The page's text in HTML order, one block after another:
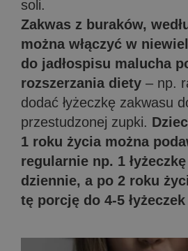
soli.
Zakwas z buraków,
można włączyć w
do jadłospisu malucha
rozszerzania diety – np.
dodać łyżeczkę zakwasu
przestudzonej zupki.
1 roku życia można
regularnie np. 1
dziennie, a po 2 roku
tę porcję do 4-5